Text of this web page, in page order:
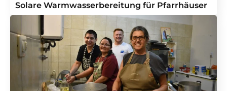
Solare Warmwasserbereitung für Pfarrhäuser